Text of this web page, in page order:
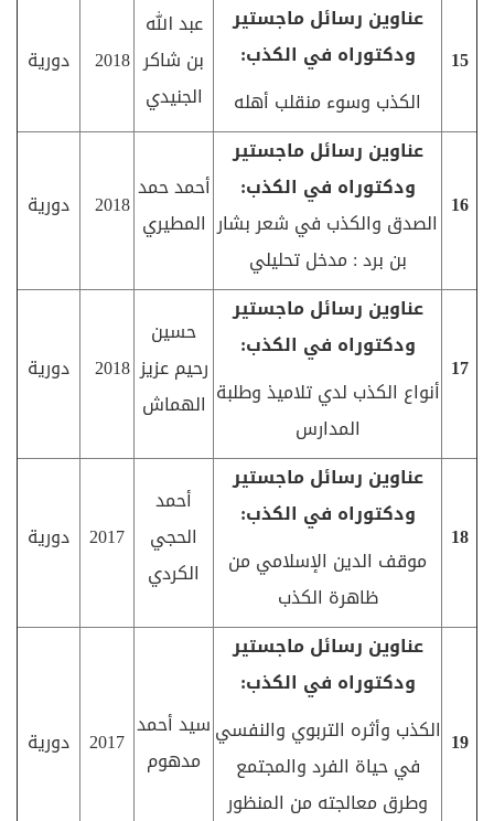
15
عناوين رسائل ماجستير
ودكتوراه في الكذب:
الكذب وسوء منقلب أهله
عبد الله
بن شاكر
الجنيدي
2018 دورية
16
عناوين رسائل ماجستير
ودكتوراه في الكذب:
الصدق والكذب في شعر بشار
بن برد : مدخل تحليلي
أحمد حمد
المطيري
2018 دورية
17
عناوين رسائل ماجستير
ودكتوراه في الكذب:
أنواع الكذب لدي تلاميذ وطلبة
المدارس
حسين
رحيم عزيز
الهماش
2018 دورية
18
عناوين رسائل ماجستير
ودكتوراه في الكذب:
موقف الدين الإسلامي من
ظاهرة الكذب
أحمد
الحجي
الكردي
2017 دورية
19
عناوين رسائل ماجستير
ودكتوراه في الكذب:
الكذب وأثره التربوي والنفسي
في حياة الفرد والمجتمع
وطرق معالجته من المنظور
سيد أحمد
مدهوم
2017 دورية